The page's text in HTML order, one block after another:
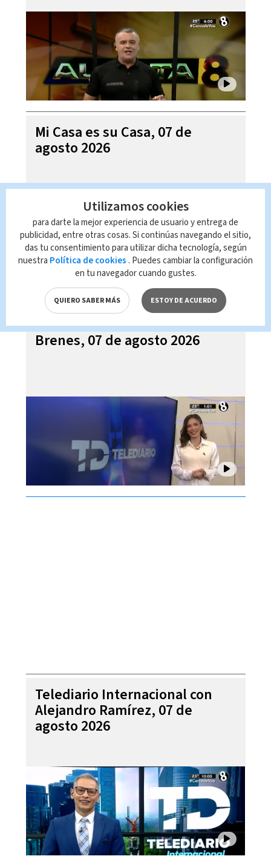
Mi Casa es su Casa, 07 de
agosto 2026
Telediario En Directo con Paula
Brenes, 07 de agosto 2026
Telediario Internacional con
Alejandro Ramírez, 07 de
agosto 2026
Utilizamos cookies
para darte la mejor experiencia de usuario y entrega de
publicidad, entre otras cosas. Si continúas navegando el sitio,
das tu consentimiento para utilizar dicha tecnología, según
nuestra Política de cookies . Puedes cambiar la configuración
en tu navegador cuando gustes.
QUIERO SABER MÁS ESTOY DE ACUERDO